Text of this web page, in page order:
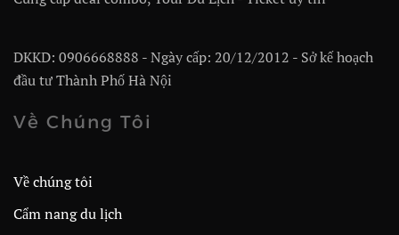
DKKD: 0906668888 - Ngày cấp: 20/12/2012 - Sở kế hoạch
đầu tư Thành Phố Hà Nội
Về Chúng Tôi
Về chúng tôi
Cẩm nang du lịch